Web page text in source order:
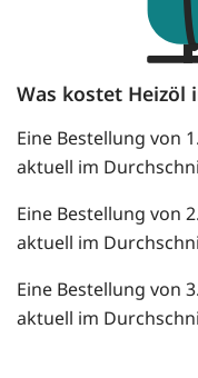
Was kostet Heizöl
Eine Bestellung von
aktuell im
Eine Bestellung von
aktuell im
Eine Bestellung von
aktuell im